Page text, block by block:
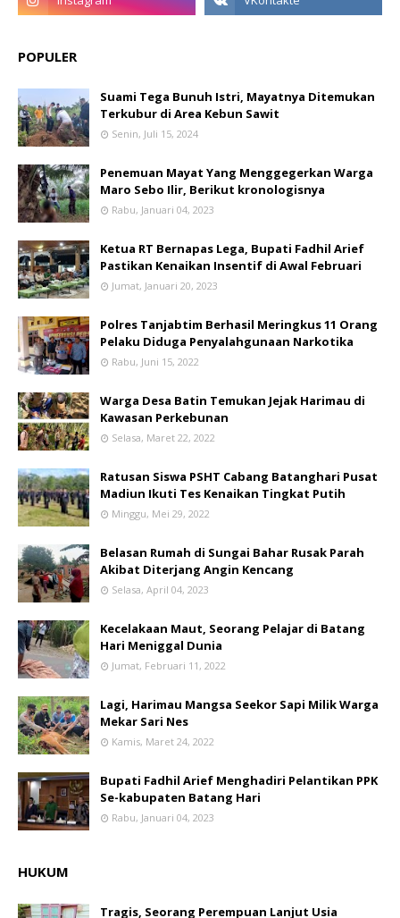
POPULER
Suami Tega Bunuh Istri, Mayatnya Ditemukan
Terkubur di Area Kebun Sawit
Senin, Juli 15, 2024
Penemuan Mayat Yang Menggegerkan Warga
Maro Sebo Ilir, Berikut kronologisnya
Rabu, Januari 04, 2023
Ketua RT Bernapas Lega, Bupati Fadhil Arief
Pastikan Kenaikan Insentif di Awal Februari
Jumat, Januari 20, 2023
Polres Tanjabtim Berhasil Meringkus 11 Orang
Pelaku Diduga Penyalahgunaan Narkotika
Rabu, Juni 15, 2022
Warga Desa Batin Temukan Jejak Harimau di
Kawasan Perkebunan
Selasa, Maret 22, 2022
Ratusan Siswa PSHT Cabang Batanghari Pusat
Madiun Ikuti Tes Kenaikan Tingkat Putih
Minggu, Mei 29, 2022
Belasan Rumah di Sungai Bahar Rusak Parah
Akibat Diterjang Angin Kencang
Selasa, April 04, 2023
Kecelakaan Maut, Seorang Pelajar di Batang
Hari Meniggal Dunia
Jumat, Februari 11, 2022
Lagi, Harimau Mangsa Seekor Sapi Milik Warga
Mekar Sari Nes
Kamis, Maret 24, 2022
Bupati Fadhil Arief Menghadiri Pelantikan PPK
Se-kabupaten Batang Hari
Rabu, Januari 04, 2023
HUKUM
Tragis, Seorang Perempuan Lanjut Usia